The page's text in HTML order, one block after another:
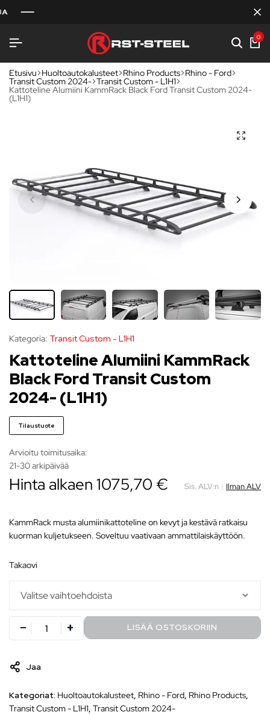
0
Etusivu Huoltoautokalusteet Rhino Products Rhino - Ford
Transit Custom 2024- Transit Custom - L1H1
Kattoteline Alumiini KammRack Black Ford Transit Custom 2024-
(L1H1)
Kategoria: Transit Custom - L1H1
Kattoteline Alumiini KammRack
Black Ford Transit Custom
2024- (L1H1)
Tilaustuote
Arvioitu toimitusaika:
21-30 arkipäivää
Hinta alkaen 1075,70 € Sis. ALV:n | Ilman ALV
KammRack musta alumiinikattoteline on kevyt ja kestävä ratkaisu
kuorman kuljetukseen. Soveltuu vaativaan ammattilaiskäyttöön.
takaovi
LISÄÄ OSTOSKORIIN
Jaa
Kategoriat: Huoltoautokalusteet, Rhino - Ford, Rhino Products,
Transit Custom - L1H1, Transit Custom 2024-